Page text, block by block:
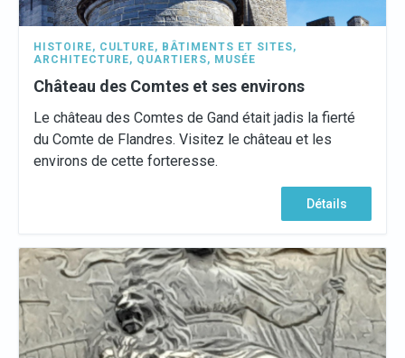
HISTOIRE, CULTURE, BÂTIMENTS ET SITES,
ARCHITECTURE, QUARTIERS, MUSÉE
Château des Comtes et ses environs
Le château des Comtes de Gand était jadis la fierté
du Comte de Flandres. Visitez le château et les
environs de cette forteresse.
Détails